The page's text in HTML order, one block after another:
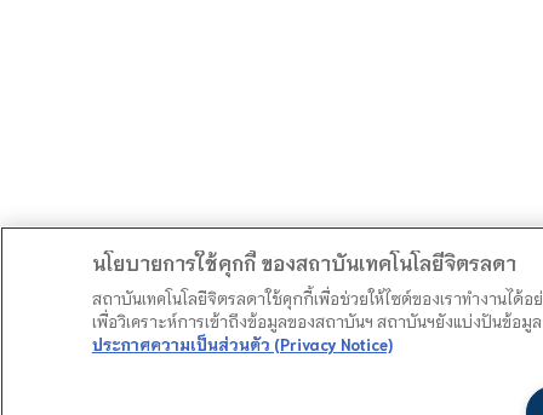
นโยบายการใช้คุกกี้ ของสถาบันเทคโนโลยีจิตรลดา
สถาบันเทคโนโลยีจิตรลดาใช้คุกกี้เพื่อช่วยให้ไซต์ของเราทำงานไ
เพื่อวิเคราะห์การเข้าถึงข้อมูลของสถาบันฯ สถาบันฯยังแบ่งปันข้อ
ประกาศความเป็นส่วนตัว (Privacy Notice)